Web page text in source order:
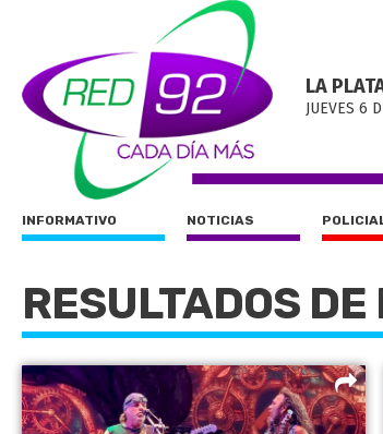
LA
JUEVES 6
INFORMATIVO NOTICIAS
RESULTADOS